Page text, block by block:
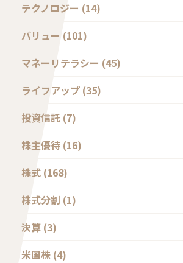
テクノロジー (14)
バリュー (101)
マネーリテラシー (45)
ライフアップ (35)
投資信託 (7)
株主優待 (16)
株式 (168)
株式分割 (1)
決算 (3)
米国株 (4)